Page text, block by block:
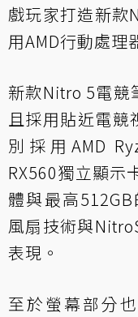
戲玩家打造新款
用AMD行動處理
新款Nitro 5電競
且採用貼近電
別採用AMD
RX560獨立顯示
體與最高
風扇技術與
表現。
至於螢幕部分